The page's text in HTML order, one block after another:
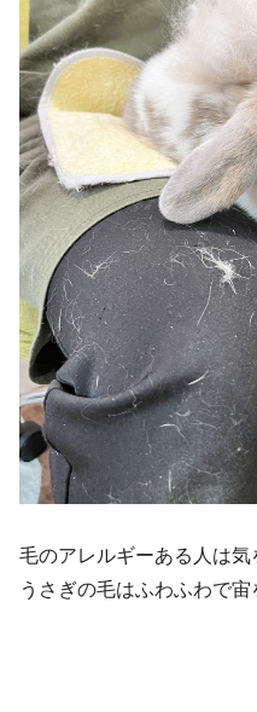
毛のアレルギーある人は気
うさぎの毛はふわふわで宙